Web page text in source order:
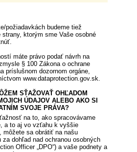
požiadavkách budeme tiež
ktorým sme Vaše osobné
máte právo podať návrh na
§ 100 Zákona o ochrane
príslušnom dozornom orgáne,
www.dataprotection.gov.sk.
SŤAŽOVAŤ OHĽADOM
ÚDAJOV ALEBO AKO SI
SVOJE PRÁVA?
na to, ako spracovávame
a to aj vo vzťahu k vyššie
môžete sa obrátiť na našu
za dohľad nad ochranou osobných
Officer „DPO“) a vaše podnety a